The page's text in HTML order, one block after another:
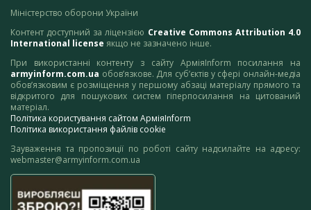
Міністерство оборони України
Контент доступний за ліцензією Creative Commons Attribution 4.0
International license якщо не зазначено інше.
При використанні контенту з сайту АрміяInform посилання на
armyinform.com.ua обов’язкове. Для суб’єктів у сфері онлайн-медіа
обов’язковим є розміщення у першому абзаці матеріалу прямого та
відкритого для пошукових систем гіперпосилання на цитований
матеріал.
Політика користування сайтом АрміяInform
Політика використання файлів cookie
Зауваження та пропозиції по роботі сайту надсилайте на адресу:
webmaster@armyinform.com.ua